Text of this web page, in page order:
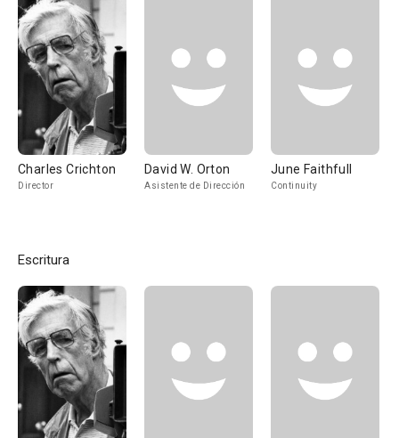
Charles Crichton
Director
David W. Orton
Asistente de Dirección
June Faithfull
Continuity
Escritura